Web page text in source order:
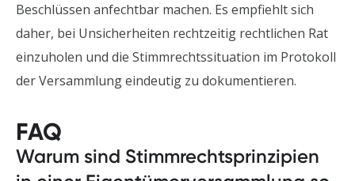
Beschlüssen anfechtbar machen. Es empfiehlt sich
daher, bei Unsicherheiten rechtzeitig rechtlichen Rat
einzuholen und die Stimmrechtssituation im Protokoll
der Versammlung eindeutig zu dokumentieren.
FAQ
Warum sind Stimmrechtsprinzipien